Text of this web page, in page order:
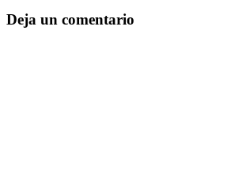
Deja un comentario